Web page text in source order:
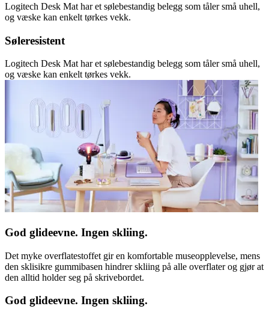
Logitech Desk Mat har et sølebestandig belegg som tåler små uhell,
og væske kan enkelt tørkes vekk.
Søleresistent
Logitech Desk Mat har et sølebestandig belegg som tåler små uhell,
og væske kan enkelt tørkes vekk.
God glideevne. Ingen skliing.
Det myke overflatestoffet gir en komfortable museopplevelse, mens
den sklisikre gummibasen hindrer skliing på alle overflater og gjør at
den alltid holder seg på skrivebordet.
God glideevne. Ingen skliing.